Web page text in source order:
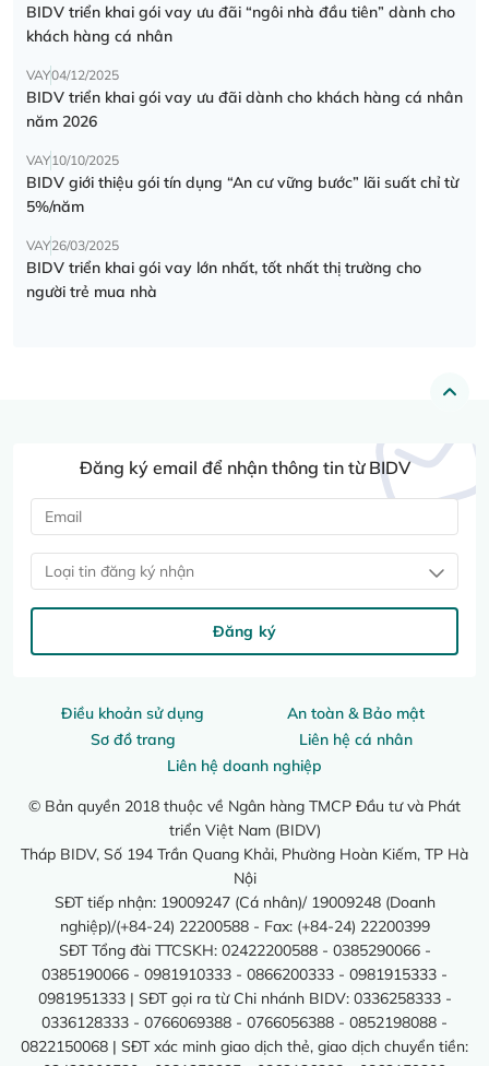
BIDV triển khai gói vay ưu đãi “ngôi nhà đầu tiên” dành cho
khách hàng cá nhân
VAY04/12/2025
BIDV triển khai gói vay ưu đãi dành cho khách hàng cá nhân
năm 2026
VAY10/10/2025
BIDV giới thiệu gói tín dụng “An cư vững bước” lãi suất chỉ từ
5%/năm
VAY26/03/2025
BIDV triển khai gói vay lớn nhất, tốt nhất thị trường cho
người trẻ mua nhà
Điều khoản sử dụng
An toàn & Bảo mật
Sơ đồ trang
Liên hệ cá nhân
Liên hệ doanh nghiệp
© Bản quyền 2018 thuộc về Ngân hàng TMCP Đầu tư và Phát
triển Việt Nam (BIDV)
Tháp BIDV, Số 194 Trần Quang Khải, Phường Hoàn Kiếm, TP Hà
Nội
SĐT tiếp nhận: 19009247 (Cá nhân)/ 19009248 (Doanh
nghiệp)/(+84-24) 22200588 - Fax: (+84-24) 22200399
SĐT Tổng đài TTCSKH: 02422200588 - 0385290066 -
0385190066 - 0981910333 - 0866200333 - 0981915333 -
0981951333 | SĐT gọi ra từ Chi nhánh BIDV: 0336258333 -
0336128333 - 0766069388 - 0766056388 - 0852198088 -
0822150068 | SĐT xác minh giao dịch thẻ, giao dịch chuyển tiền:
Đăng ký email để nhận thông tin từ BIDV
Loại tin đăng ký nhận
Đăng ký